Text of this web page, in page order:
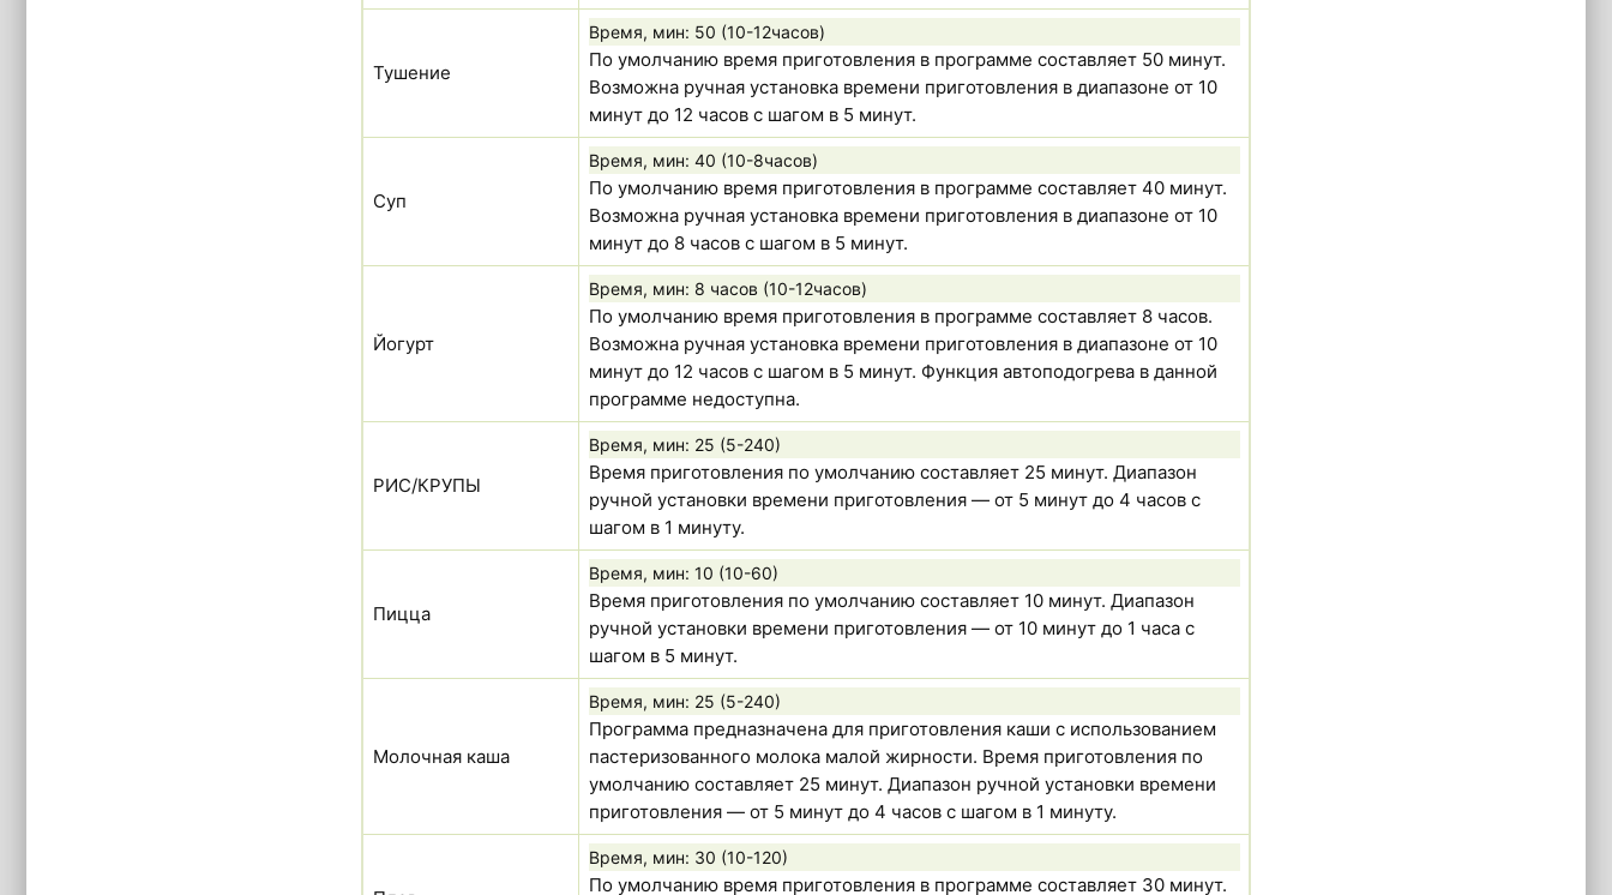
Тушение
Время, мин: 50 (10-12часов)
По умолчанию время приготовления в программе составляет 50 минут.
Возможна ручная установка времени приготовления в диапазоне от 10
минут до 12 часов с шагом в 5 минут.
Суп
Время, мин: 40 (10-8часов)
По умолчанию время приготовления в программе составляет 40 минут.
Возможна ручная установка времени приготовления в диапазоне от 10
минут до 8 часов с шагом в 5 минут.
Йогурт
Время, мин: 8 часов (10-12часов)
По умолчанию время приготовления в программе составляет 8 часов.
Возможна ручная установка времени приготовления в диапазоне от 10
минут до 12 часов с шагом в 5 минут. Функция автоподогрева в данной
программе недоступна.
РИС/КРУПЫ
Время, мин: 25 (5-240)
Время приготовления по умолчанию составляет 25 минут. Диапазон
ручной установки времени приготовления — от 5 минут до 4 часов с
шагом в 1 минуту.
Пицца
Время, мин: 10 (10-60)
Время приготовления по умолчанию составляет 10 минут. Диапазон
ручной установки времени приготовления — от 10 минут до 1 часа с
шагом в 5 минут.
Молочная каша
Время, мин: 25 (5-240)
Программа предназначена для приготовления каши с использованием
пастеризованного молока малой жирности. Время приготовления по
умолчанию составляет 25 минут. Диапазон ручной установки времени
приготовления — от 5 минут до 4 часов с шагом в 1 минуту.
Время, мин: 30 (10-120)
По умолчанию время приготовления в программе составляет 30 минут.